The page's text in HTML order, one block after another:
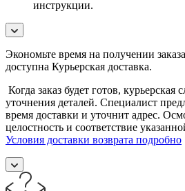
инструкции.
Экономьте время на получении
доступна Курьерская доставка.
Когда заказ будет готов, курьерская
уточнения деталей. Специалист
время доставки и уточнит адрес.
целостность и соответствие
Условия доставки возврата подробно